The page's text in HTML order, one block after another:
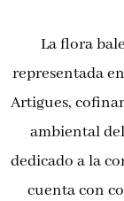
La flora
representada
Artigues,
ambiental
dedicado a la
cuenta con